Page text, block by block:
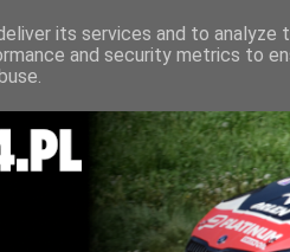
its services and to analyze
and security metrics to